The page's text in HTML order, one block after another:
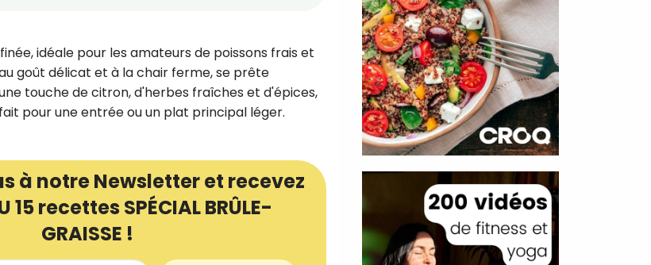
idéale pour les amateurs de poissons frais et
goût délicat et à la chair ferme, se prête
touche de citron, d'herbes fraîches et d'épices,
pour une entrée ou un plat principal léger.
à notre Newsletter et recevez
15 recettes SPÉCIAL BRÛLE-
GRAISSE !